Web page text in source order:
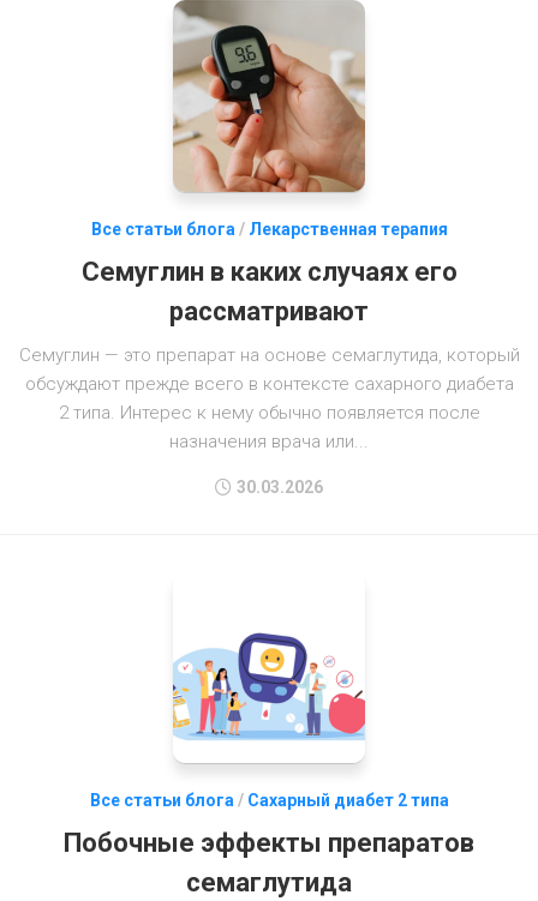
Все статьи блога / Лекарственная терапия
Семуглин в каких случаях его
рассматривают
Семуглин — это препарат на основе семаглутида, который
обсуждают прежде всего в контексте сахарного диабета
2 типа. Интерес к нему обычно появляется после
назначения врача или...
30.03.2026
Все статьи блога / Сахарный диабет 2 типа
Побочные эффекты препаратов
семаглутида